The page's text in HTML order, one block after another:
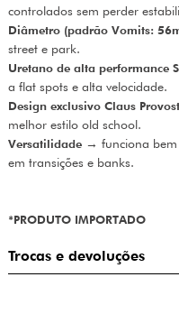
controlados sem perder
Diâmetro (padrão Vomits:
street e park.
Uretano de alta performance
a flat spots e alta velocidade.
Design exclusivo Claus
melhor estilo old school.
Versatilidade→ funciona bem
em transições e banks.
*PRODUTO IMPORTADO
Trocas e devoluções